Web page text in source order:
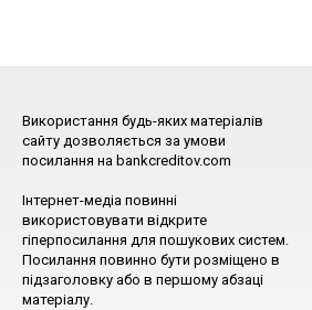
Використання будь-яких матеріалів
сайту дозволяється за умови
посилання на bankcreditov.com
Інтернет-медіа повинні
використовувати відкрите
гіперпосилання для пошукових систем.
Посилання повинно бути розміщено в
підзаголовку або в першому абзаці
матеріалу.